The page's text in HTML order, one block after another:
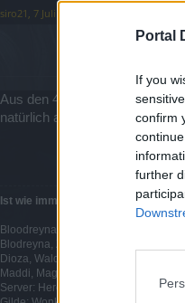
Portal
If you
confirm
further
siro21 , 7 Juli 2026
Aus den 4 Kisten im Zirkus
natürlich auch Glück haben
Ist wie immer nur meine
Bloodreyna, DK, lvl 100
Blodreyna, Zwerg, lvl 100
Dioza, Waldi, lvl 100
Maddi, Magier, lvl 100
Server: Heredur